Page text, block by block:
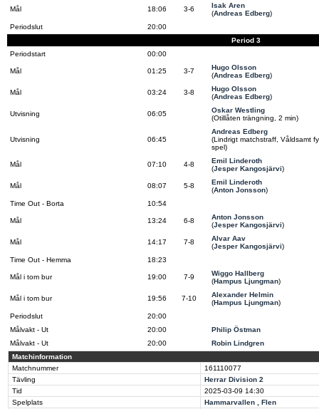
Mål 18:06 3-6
Isak Aren
(Andreas Edberg)
Periodslut
20:00
Period 3
Periodstart
00:00
Mål 01:25 3-7
Hugo Olsson
(Andreas Edberg)
Mål 03:24 3-8
Hugo Olsson
(Andreas Edberg)
Utvisning 06:05
Oskar Westling
(Otillåten trängning, 2 min)
Utvisning 06:45
Andreas Edberg
(Lindrigt matchstraff, Våldsamt
spel)
Mål 07:10 4-8
Emil Linderoth
(Jesper Kangosjärvi)
Mål 08:07 5-8
Emil Linderoth
(Anton Jonsson)
Time Out - Borta
10:54
Mål 13:24 6-8
Anton Jonsson
(Jesper Kangosjärvi)
Mål 14:17 7-8
Alvar Aav
(Jesper Kangosjärvi)
Time Out - Hemma
18:23
Mål i tom bur 19:00 7-9
Wiggo Hallberg
(Hampus Ljungman)
Mål i tom bur 19:56 7-10
Alexander Helmin
(Hampus Ljungman)
Periodslut
20:00
Målvakt - Ut
20:00
Philip Östman
Målvakt - Ut
20:00
Robin Lindgren
Matchinformation
Matchnummer
161110077
Tävling
Herrar Division 2
Tid
2025-03-09 14:30
Spelplats
Hammarvallen , Flen